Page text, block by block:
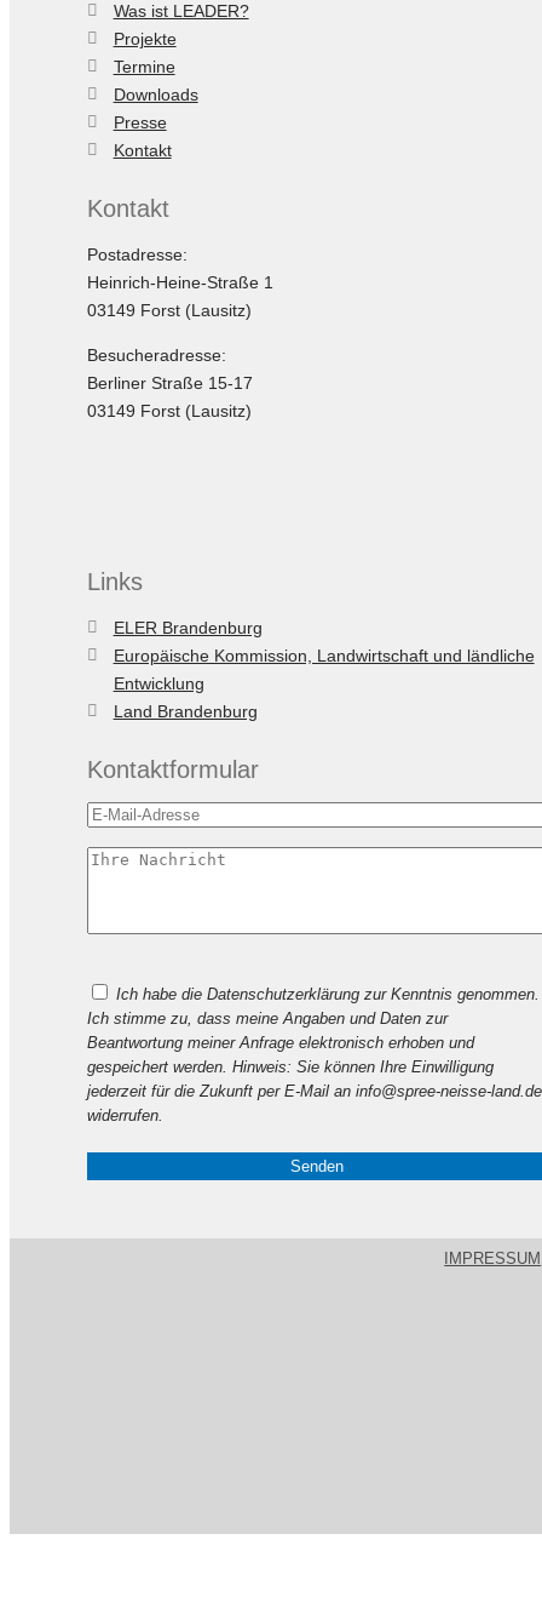
Was ist LEADER?
Projekte
Termine
Downloads
Presse
Kontakt
Kontakt
Postadresse:
Heinrich-Heine-Straße 1
03149 Forst (Lausitz)
Besucheradresse:
Berliner Straße 15-17
03149 Forst (Lausitz)
Links
ELER Brandenburg
Europäische Kommission, Landwirtschaft und ländliche
Entwicklung
Land Brandenburg
Kontaktformular
lasse
dieses
leer.
Ich habe die Datenschutzerklärung zur Kenntnis genommen.
Ich stimme zu, dass meine Angaben und Daten zur
Beantwortung meiner Anfrage elektronisch erhoben und
gespeichert werden. Hinweis: Sie können Ihre Einwilligung
jederzeit für die Zukunft per E-Mail an info@spree-neisse-land.de
widerrufen.
IMPRESSUM